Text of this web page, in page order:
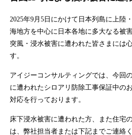
2025年9月5日にかけて日本列島に上陸
海地方を中心に日本各地に多大なる被
突風・浸水被害に遭われた皆さまには
す。
アイジーコンサルティングでは、今回
に遭われたシロアリ防除工事保証中の
対応を行っております。
床下浸水被害に遭われた方、また住宅
は、弊社担当者または下記までご連絡く